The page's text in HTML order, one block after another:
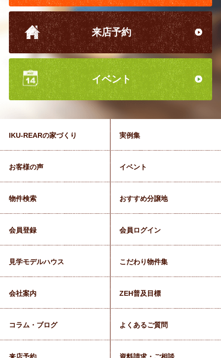
来店予約
イベント
IKU-REARの家づくり 実例集
お客様の声 イベント
物件検索 おすすめ分譲地
会員登録 会員ログイン
見学モデルハウス こだわり物件集
会社案内 ZEH普及目標
コラム・ブログ よくあるご質問